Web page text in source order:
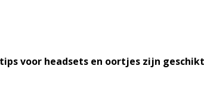
voor headsets en oortjes zijn